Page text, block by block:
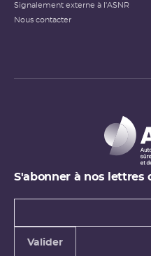
Signalement externe à l'ASNR
Nous contacter
S'abonner à nos lettres
Types de
Valider